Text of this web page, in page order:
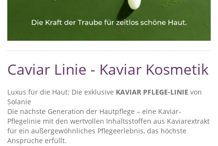
Caviar Linie - Kaviar Kosmetik
Luxus für die Haut: Die exklusive KAVIAR PFLEGE-LINIE von
Solanie
Die nächste Generation der Hautpflege – eine Kaviar-
Pflegelinie mit den wertvollen Inhaltsstoffen aus Kaviarextrakt
für ein außergewöhnliches Pflegeerlebnis, das höchste
Ansprüche erfüllt.